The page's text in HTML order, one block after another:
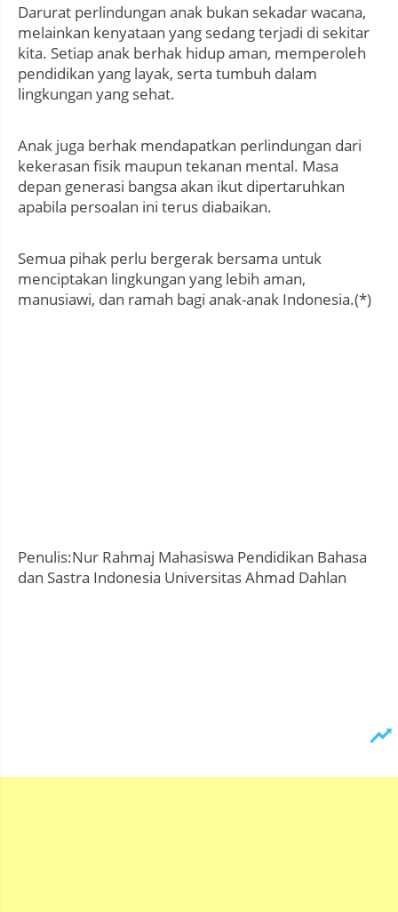
Darurat perlindungan anak bukan sekadar wacana,
melainkan kenyataan yang sedang terjadi di sekitar
kita. Setiap anak berhak hidup aman, memperoleh
pendidikan yang layak, serta tumbuh dalam
lingkungan yang sehat.
Anak juga berhak mendapatkan perlindungan dari
kekerasan fisik maupun tekanan mental. Masa
depan generasi bangsa akan ikut dipertaruhkan
apabila persoalan ini terus diabaikan.
Semua pihak perlu bergerak bersama untuk
menciptakan lingkungan yang lebih aman,
manusiawi, dan ramah bagi anak-anak Indonesia.(*)
Penulis:Nur Rahmaj Mahasiswa Pendidikan Bahasa
dan Sastra Indonesia Universitas Ahmad Dahlan